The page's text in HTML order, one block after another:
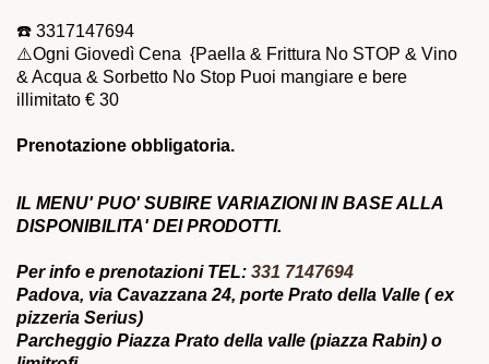
☎️ 3317147694
⚠️Ogni Giovedì Cena {Paella & Frittura No STOP & Vino
& Acqua & Sorbetto No Stop Puoi mangiare e bere
illimitato € 30
Prenotazione obbligatoria.
IL MENU' PUO' SUBIRE VARIAZIONI IN BASE ALLA
DISPONIBILITA' DEI PRODOTTI.
Per info e prenotazioni TEL: 331 7147694
Padova, via Cavazzana 24, porte Prato della Valle ( ex
pizzeria Serius)
Parcheggio Piazza Prato della valle (piazza Rabin) o